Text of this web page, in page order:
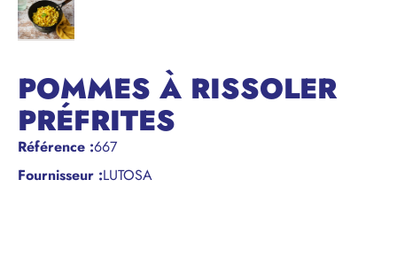
POMMES À RISSOLER
PRÉFRITES
Référence :667
Fournisseur :LUTOSA